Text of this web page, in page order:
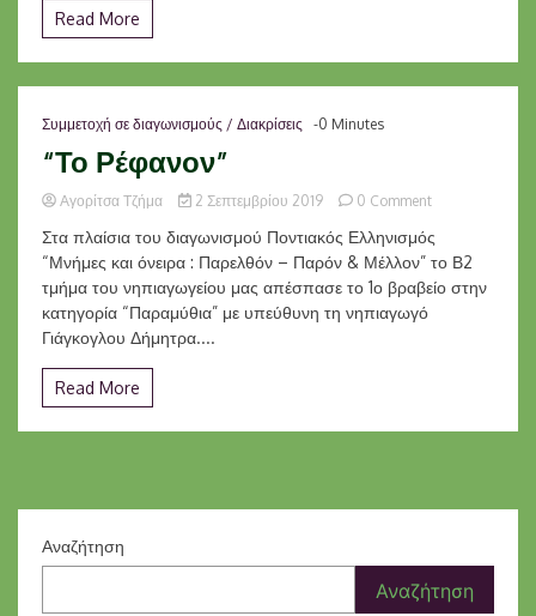
Read More
Συμμετοχή σε διαγωνισμούς / Διακρίσεις -0 Minutes
“Το Ρέφανον”
Αγορίτσα Τζήμα 2 Σεπτεμβρίου 2019 0 Commenton
Ρέφανον”
Στα πλαίσια του διαγωνισμού Ποντιακός Ελληνισμός
“Μνήμες και όνειρα : Παρελθόν – Παρόν & Μέλλον” το Β2
τμήμα του νηπιαγωγείου μας απέσπασε το 1ο βραβείο στην
κατηγορία “Παραμύθια” με υπεύθυνη τη νηπιαγωγό
Γιάγκογλου Δήμητρα....
Read More
Αναζήτηση
Αναζήτηση